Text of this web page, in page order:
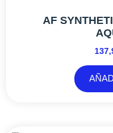
AF